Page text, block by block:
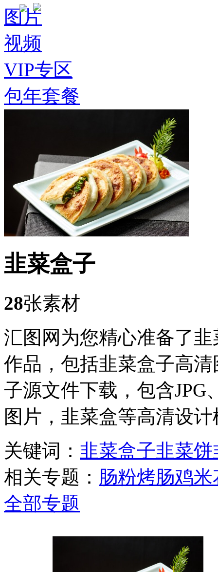
图片
视频
VIP专区
包年套餐
韭菜盒子
28张素材
汇图网为您精心准备了
作品，包括韭菜盒子高
子源文件下载，包含
图片，韭菜盒等高清设
关键词： 韭菜盒子韭菜饼
相关专题： 肠粉烤肠鸡米
全部专题